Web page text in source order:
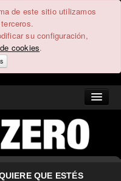
de este sitio utilizamos
su configuración,
cookies.
QUE ESTÉS